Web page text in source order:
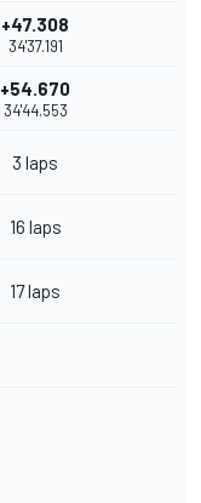
+47.308
34'37.191
+54.670
34'44.553
3 laps
16 laps
17 laps